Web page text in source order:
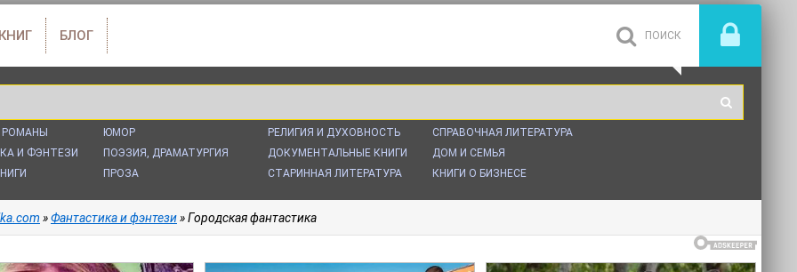
БЛОГ
И ФЭНТЕЗИ
ЮМОР
ПОЭЗИЯ, ДРАМАТУРГИЯ
ПРОЗА
РЕЛИГИЯ И ДУХОВНОСТЬ
ДОКУМЕНТАЛЬНЫЕ КНИГИ
СТАРИННАЯ ЛИТЕРАТУРА
СПРАВОЧНАЯ ЛИТЕРАТУРА
ДОМ И СЕМЬЯ
КНИГИ О БИЗНЕСЕ
»Фантастика и фэнтези» Городская фантастика